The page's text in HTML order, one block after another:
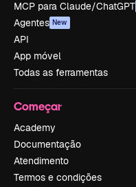
MCP para Claude/ChatGPT
Agentes New
API
App móvel
Todas as ferramentas
Começar
Academy
Documentação
Atendimento
Termos e condições